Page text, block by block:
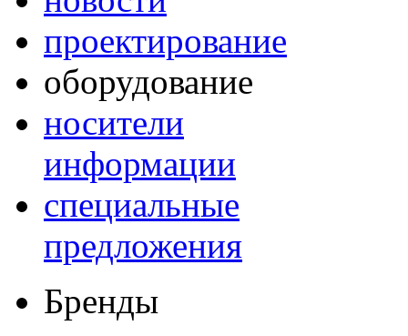
проектирование
оборудование
носители
информации
специальные
предложения
Бренды